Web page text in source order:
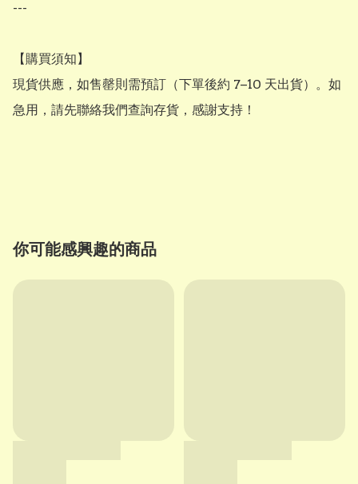
---
【購買須知】
現貨供應，如售罄則需預訂（下單後約 7–10 天出貨）。如
急用，請先聯絡我們查詢存貨，感謝支持！
你可能感興趣的商品